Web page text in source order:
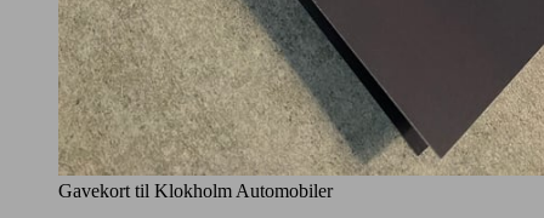
Gavekort til Klokholm Automobiler